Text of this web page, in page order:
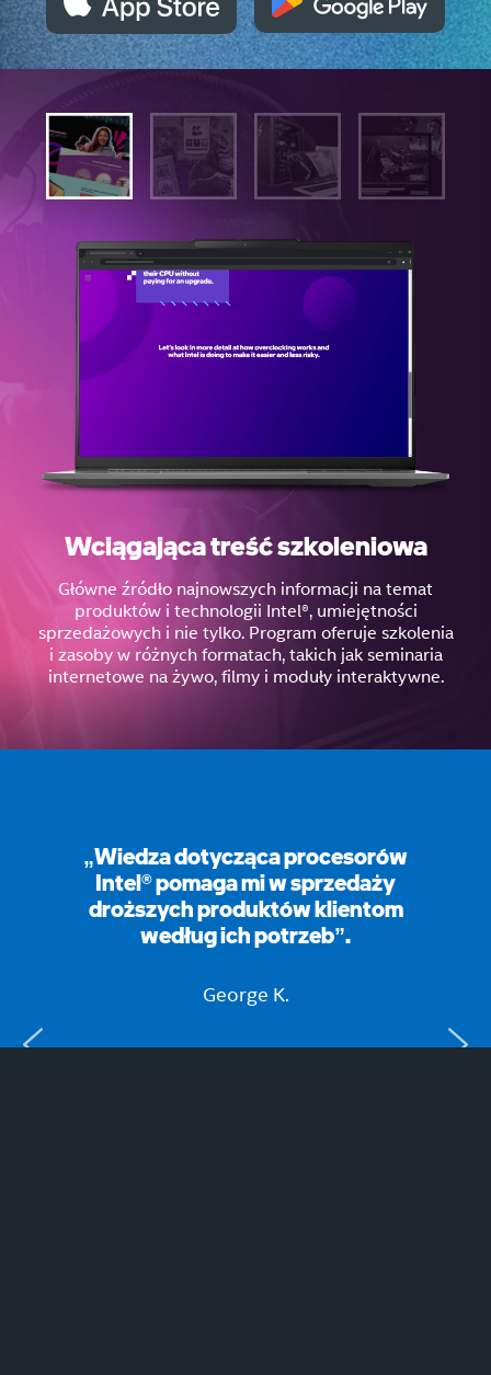
Wciągająca treść szkoleniowa
Główne źródło najnowszych informacji na temat
produktów i technologii Intel®, umiejętności
sprzedażowych i nie tylko. Program oferuje szkolenia
i zasoby w różnych formatach, takich jak seminaria
internetowe na żywo, filmy i moduły interaktywne.
„Wiedza dotycząca procesorów
Intel® pomaga mi w sprzedaży
droższych produktów klientom
według ich potrzeb”.
George K.